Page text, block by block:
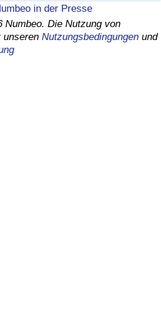
in der Presse
Numbeo. Die Nutzung von
unseren Nutzungsbedingungen und
Land